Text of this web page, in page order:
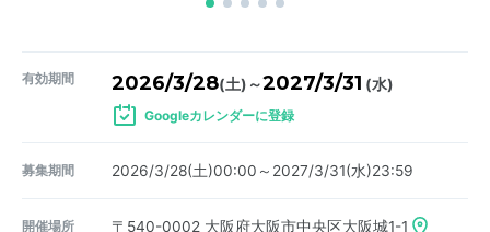
有効期間 2026/3/28(土) ～2027/3/31 (水)
Googleカレンダーに登録
募集期間 2026/3/28(土)00:00～2027/3/31(水)23:59
開催場所 〒540-0002 大阪府大阪市中央区大阪城1-1